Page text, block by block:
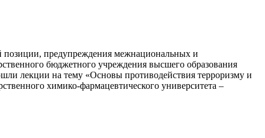
позиции, предупреждения межнациональных и
бюджетного учреждения высшего образования
лекции на тему «Основы противодействия терроризму и
химико-фармацевтического университета –